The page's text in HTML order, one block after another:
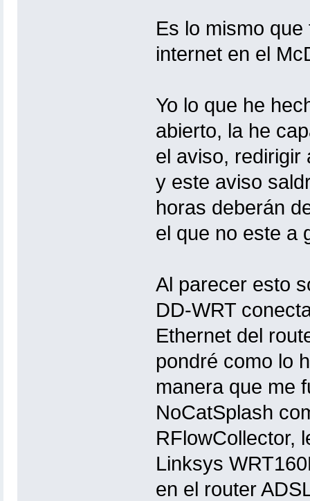
Es lo mismo
internet en el
Yo lo que he
abierto, la he
el aviso, redirigir
y este aviso
horas deberán
el que no este a
Al parecer esto
DD-WRT
Ethernet del
pondré como lo
manera que me
NoCatSplash
RFlowCollector,
Linksys
en el router